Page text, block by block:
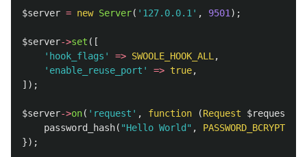
$server = new Server( '127.0.0.1' , 9501 );
$server->set ([
'hook_flags'
=> SWOOLE_HOOK_ALL ,
'enable_reuse_port'
=> true,
]);
$server->on( 'request' , function (Request $request
password_hash( "Hello World" , PASSWORD_BCRYPT
});